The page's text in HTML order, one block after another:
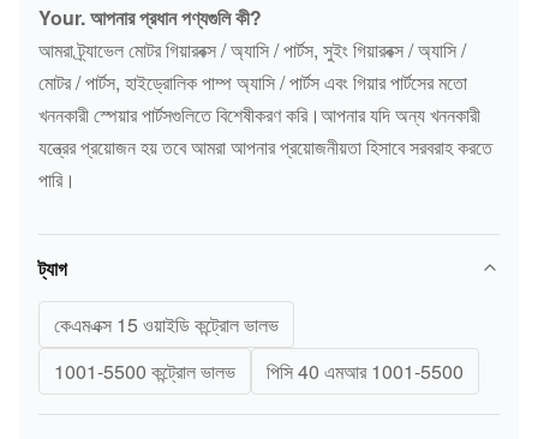
Your. আপনার প্রধান পণ্যগুলি কী?
আমরা ট্র্যাভেল মোটর গিয়ারবক্স / অ্যাসি / পার্টস, সুইং গিয়ারবক্স / অ্যাসি /
মোটর / পার্টস, হাইড্রোলিক পাম্প অ্যাসি / পার্টস এবং গিয়ার পার্টসের মতো
খননকারী স্পেয়ার পার্টসগুলিতে বিশেষীকরণ করি।আপনার যদি অন্য খননকারী
যন্ত্রের প্রয়োজন হয় তবে আমরা আপনার প্রয়োজনীয়তা হিসাবে সরবরাহ করতে
পারি।
ট্যাগ
কেএমএক্স 15 ওয়াইডি কন্ট্রোল ভালভ
1001-5500 কন্ট্রোল ভালভ
পিসি 40 এমআর 1001-5500